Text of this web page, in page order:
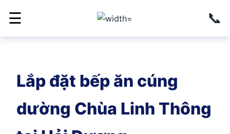
☰ 📞
Lắp đặt bếp ăn cúng
dường Chùa Linh Thông